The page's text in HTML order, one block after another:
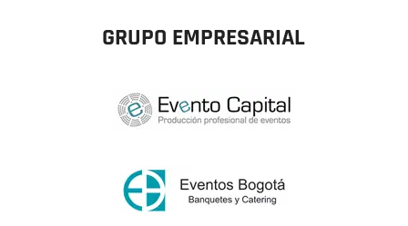
GRUPO EMPRESARIAL